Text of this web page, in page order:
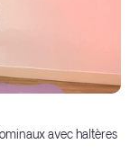
avec haltères